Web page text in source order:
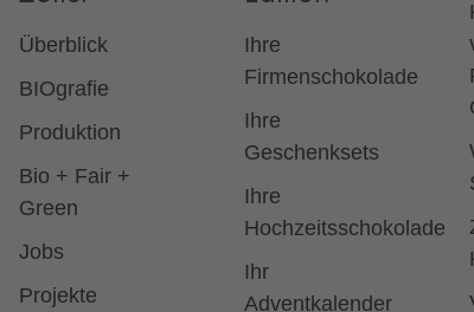
Überblick
BIOgrafie
Produktion
Bio + Fair +
Green
Jobs
Projekte
Ihre
Firmenschokolade
Ihre
Geschenksets
Ihre
Hochzeitsschokolade
Ihr
Adventkalender